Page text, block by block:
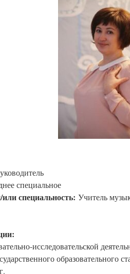
специальность: Учитель
исследовательской
образовательного
(36 ч.) —